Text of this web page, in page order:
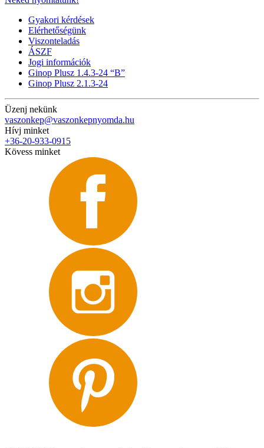
Gyakori kérdések
Elérhetőségünk
Viszonteladás
ÁSZF
Jogi információk
Ginop Plusz 1.4.3-24 “B”
Ginop Plusz 2.1.3-24
Üzenj nekünk
vaszonkep@vaszonkepnyomda.hu
Hívj minket
+36-20-933-0915
Kövess minket